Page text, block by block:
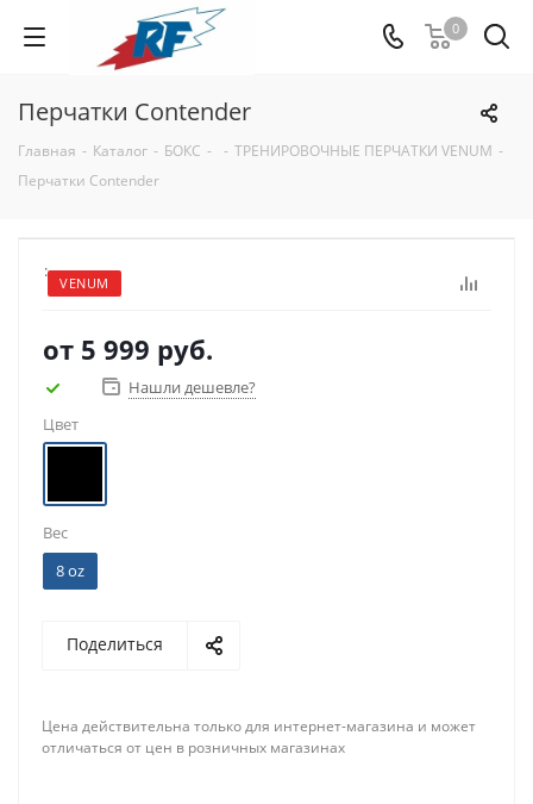
0
Перчатки Contender
Главная - Каталог - БОКС - - ТРЕНИРОВОЧНЫЕ ПЕРЧАТКИ VENUM -
Перчатки Contender
VENUM
:
от 5 999 руб.
Нашли дешевле?
Цвет
Вес
8 oz
Поделиться
Цена действительна только для интернет-магазина и может
отличаться от цен в розничных магазинах